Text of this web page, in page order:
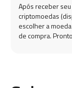
Após receber
criptomoedas
escolher a
de compra.